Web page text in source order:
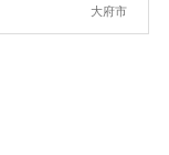
大府市